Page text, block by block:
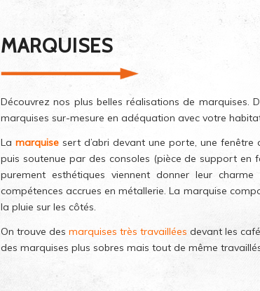
MARQUISES
Découvrez nos plus belles réalisations de
marquises sur-mesure en adéquation avec votre
Lamarquise sert d’abri devant une porte, une
puis soutenue par des consoles (pièce de support en
purement esthétiques viennent donner leur
compétences accrues en métallerie. La marquise
la pluie sur les côtés.
On trouve des marquises très travaillées devant les
des marquises plus sobres mais tout de même